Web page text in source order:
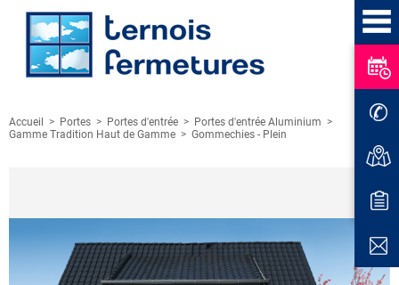
Accueil > Portes > Portes d'entrée > Portes d'entrée Aluminium >
Gamme Tradition Haut de Gamme > Gommechies - Plein